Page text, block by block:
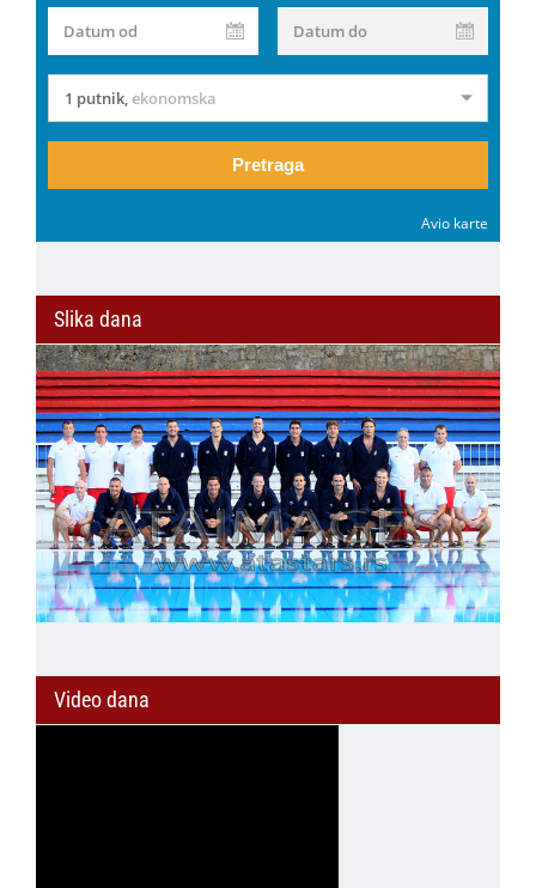
Datum od Datum do
1 putnik,ekonomska
Pretraga
Avio karte
Slika dana
Video dana